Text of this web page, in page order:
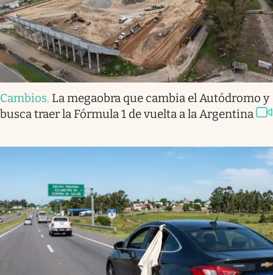
Cambios. La megaobra que cambia el Autódromo y
busca traer la Fórmula 1 de vuelta a la Argentina